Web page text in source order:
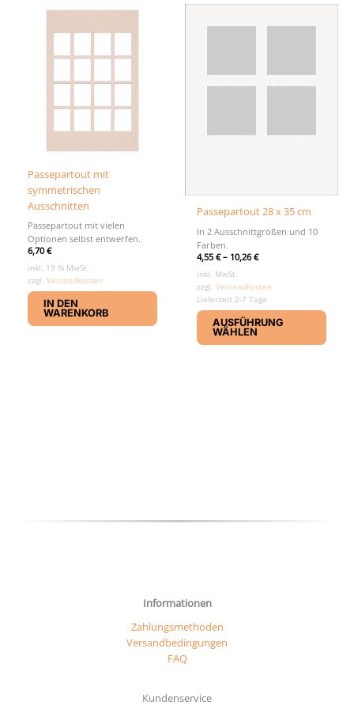
Passepartout mit
symmetrischen
Ausschnitten
Passepartout mit vielen
Optionen selbst entwerfen.
6,70€
inkl. 19 % MwSt.
zzgl.Versandkosten
IN DEN
WARENKORB
Passepartout 28 x 35 cm
In 2 Ausschnittgrößen und 10
Farben.
4,55€– 10,26€
inkl. MwSt.
zzgl.Versandkosten
Lieferzeit 2-7 Tage
AUSFÜHRUNG
WÄHLEN
weist
Informationen
Zahlungsmethoden
Versandbedingungen
FAQ
Kundenservice